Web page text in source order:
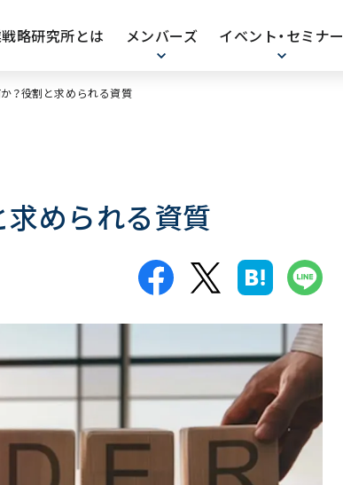
略研究所とは メンバーズ イベント・セミナー
？役割と求められる資質
求められる資質